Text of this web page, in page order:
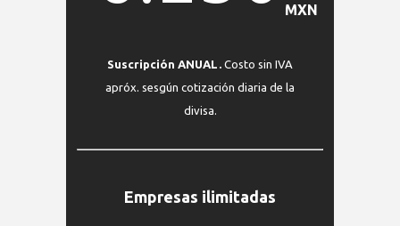
MXN
Suscripción ANUAL. Costo sin IVA
apróx. sesgún cotización diaria de la
divisa.
Empresas ilimitadas